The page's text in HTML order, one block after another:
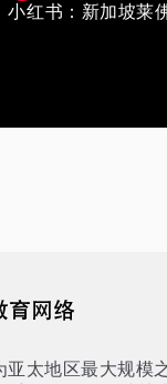
小红书：新加坡莱
太地区最大规模